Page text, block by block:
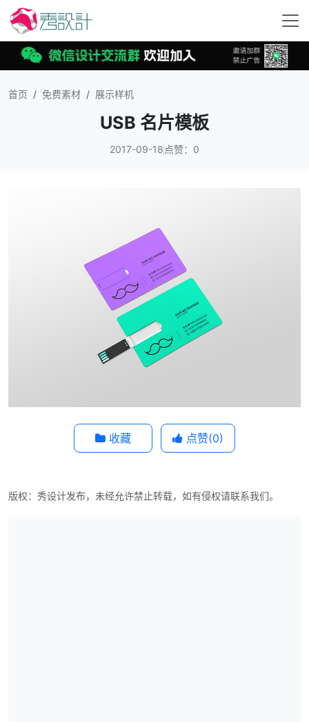
首页 免费素材 展示样机
USB 名片模板
2017-09-18 点赞：0
收藏 点赞(0)
版权：秀设计发布，未经允许禁止转载，如有侵权请联系我们。